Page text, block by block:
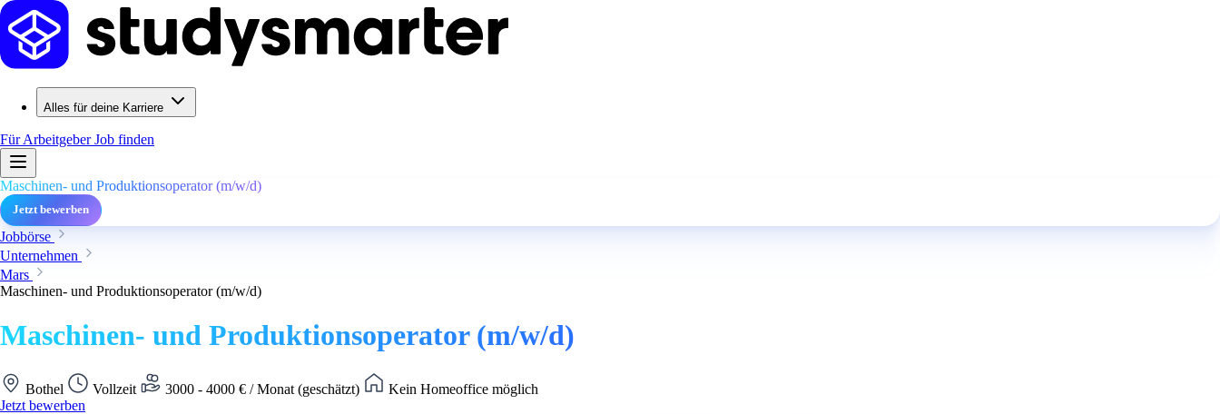
Alles für deine Karriere
Für ArbeitgeberJob finden
Maschinen- und Produktionsoperator (m/w/d)
Jetzt bewerben
Jobbörse
Unternehmen
Mars
Maschinen- und Produktionsoperator (m/w/d)
Maschinen- und Produktionsoperator (m/w/d)
Bothel Vollzeit 3000 - 4000 € / Monat (geschätzt)
Kein Homeoffice möglich
Jetzt bewerben